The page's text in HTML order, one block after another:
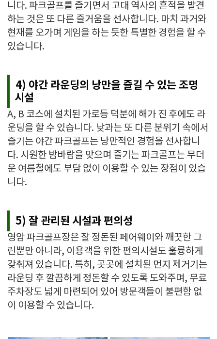
니다. 파크골프를 즐기면서 고대 역사의 흔적을 발견
하는 것은 또 다른 즐거움을 선사합니다. 마치 과거와
현재를 오가며 게임을 하는 듯한 특별한 경험을 할 수
있습니다.
4) 야간 라운딩의 낭만을 즐길 수 있는 조명
시설
A, B 코스에 설치된 가로등 덕분에 해가 진 후에도 라
운딩을 할 수 있습니다. 낮과는 또 다른 분위기 속에서
즐기는 야간 파크골프는 낭만적인 경험을 선사합니
다. 시원한 밤바람을 맞으며 즐기는 파크골프는 무더
운 여름철에도 부담 없이 이용할 수 있는 장점이 있습
니다.
5) 잘 관리된 시설과 편의성
영암 파크골프장은 잘 정돈된 페어웨이와 깨끗한 그
린뿐만 아니라, 이용객을 위한 편의시설도 훌륭하게
갖춰져 있습니다. 특히, 곳곳에 설치된 먼지 제거기는
라운딩 후 깔끔하게 정돈할 수 있도록 도와주며, 무료
주차장도 넓게 마련되어 있어 방문객들이 불편함 없
이 이용할 수 있습니다.